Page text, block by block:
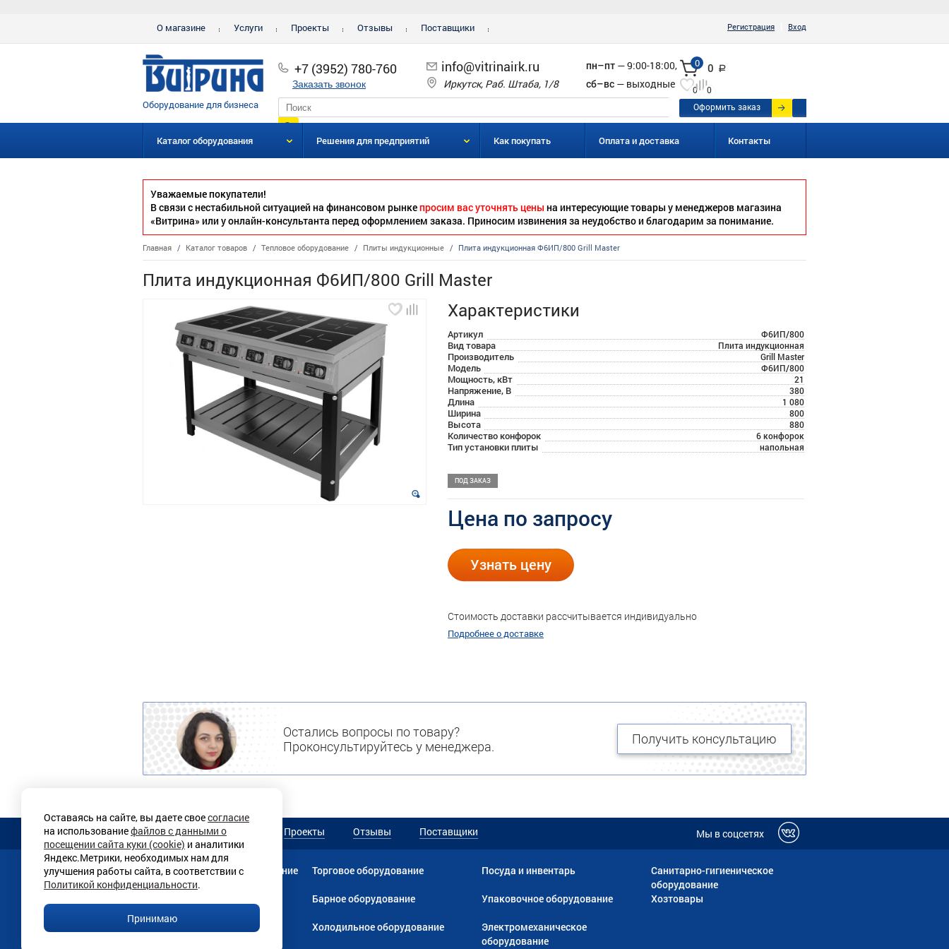
Оставаясь на сайте, вы даете своесогласие
на использованиефайлов с данными о
посещении сайта куки (cookie) и аналитики
Яндекс.Метрики, необходимых нам для
улучшения работы сайта, в соответствии с
Политикой конфиденциальности.
Принимаю
О магазине Услуги Проекты Отзывы Поставщики Регистрация Вход
Оборудование для бизнеса
+7 (3952) 780-760
Заказать звонок
info@vitrinairk.ru
Иркутск, Раб. Штаба, 1/8
пн–пт — 9:00-18:00,
сб–вс — выходные
0 0 a
0
0
Оформить заказ
Каталог оборудования Решения для предприятий Как покупать Оплата и доставка Контакты
Уважаемые покупатели!
В связи с нестабильной ситуацией на финансовом рынкепросим вас уточнять цены на интересующие товары у менеджеров магазина
«Витрина» или у онлайн-консультанта перед оформлением заказа. Приносим извинения за неудобство и благодарим за понимание.
Главная / Каталог товаров / Тепловое оборудование / Плиты индукционные / Плита индукционная Ф6ИП/800 Grill Master
Плита индукционная Ф6ИП/800 Grill Master
Характеристики
Артикул Ф6ИП/800
Вид товара Плита индукционная
Производитель Grill Master
Модель Ф6ИП/800
Мощность, кВт 21
Напряжение, В 380
Длина 1 080
Ширина 800
Высота 880
Количество конфорок 6 конфорок
Тип установки плиты напольная
ПОД ЗАКАЗ
Цена по запросу
Узнать цену
Стоимость доставки рассчитывается индивидуально
Подробнее о доставке
Остались вопросы по товару?
Проконсультируйтесь у менеджера.
Получить консультацию
О магазине Услуги Проекты Отзывы Поставщики Мы в соцсетях
МебельПрачечное оборудование
Линии раздачи
Торговое оборудование
Барное оборудование
Холодильное оборудование
Посуда и инвентарь
Упаковочное оборудование
Электромеханическое
оборудование
Санитарно-гигиеническое
оборудование
Хозтовары